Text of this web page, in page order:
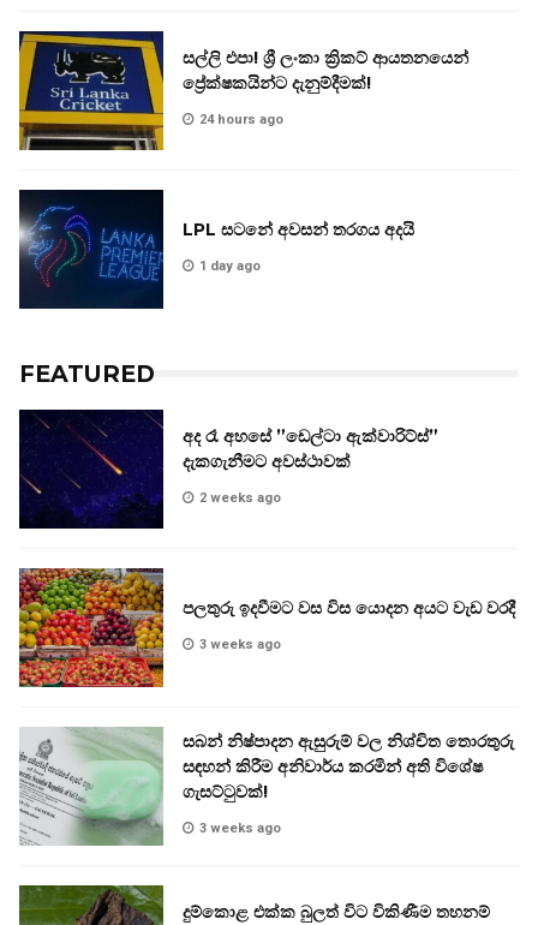
සල්ලි එපා! ශ්‍රී ලංකා ක්‍රිකට් ආයතනයෙන්
ප්‍රේක්ෂකයින්ට දැනුම්දීමක්!
24 hours ago
LPL සටනේ අවසන් තරගය අදයි
1 day ago
FEATURED
අද රෑ අහසේ ”ඩෙල්ටා ඇක්වාරිට්ස්”
දැකගැනීමට අවස්ථාවක්
2 weeks ago
පලතුරු ඉදවීමට වස විස යොදන අයට වැඩ වරදී
3 weeks ago
සබන් නිෂ්පාදන ඇසුරුම් වල නිශ්චිත තොරතුරු
සඳහන් කිරීම අනිවාර්ය කරමින් අති විශේෂ
ගැසට්ටුවක්!
3 weeks ago
දුම්කොළ එක්ක බුලත් විට විකිණීම තහනම්